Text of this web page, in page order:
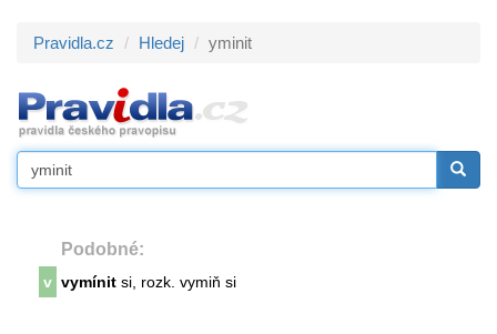
Pravidla.cz Hledej yminit
Podobné:
v vymínit si, rozk. vymiň si